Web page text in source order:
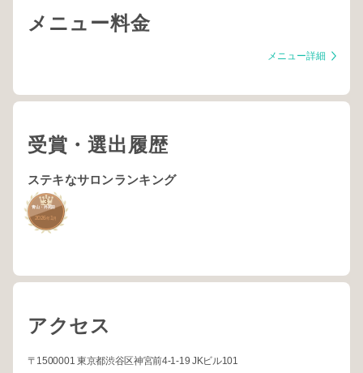
メニュー料金
メニュー詳細
受賞・選出履歴
ステキなサロンランキング
3
青山・外苑前
2026年 1
アクセス
〒1500001 東京都渋谷区神宮前4-1-19 JKビル101